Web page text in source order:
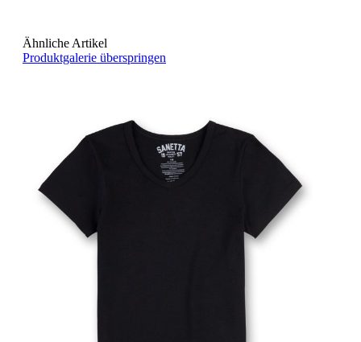
Ähnliche Artikel
Produktgalerie überspringen